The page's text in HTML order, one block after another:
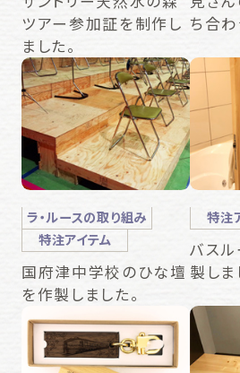
ツアー参加証を制作し
ました。
ち合わ
ラ・ルースの取り組み
特注アイテム
国府津中学校のひな壇
を作製しました。
特注
バス
製しま